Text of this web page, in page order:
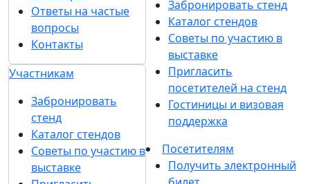
Ответы на частые
вопросы
Контакты
Участникам
Забронировать
стенд
Каталог стендов
Советы по участию в
выставке
Забронировать стенд
Каталог стендов
Советы по участию в
выставке
Пригласить
посетителей на стенд
Гостиницы и визовая
поддержка
Посетителям
Получить электронный